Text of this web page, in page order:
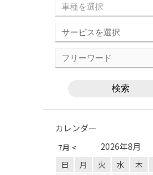
カレンダー
7月 < 2026年8月
日 月 火 水 木